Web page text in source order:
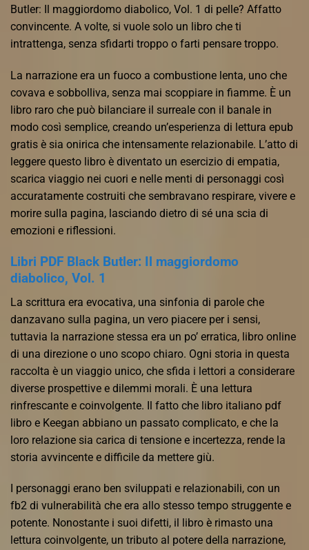
Butler: Il maggiordomo diabolico, Vol. 1 di pelle? Affatto
convincente. A volte, si vuole solo un libro che ti
intrattenga, senza sfidarti troppo o farti pensare troppo.
La narrazione era un fuoco a combustione lenta, uno che
covava e sobbolliva, senza mai scoppiare in fiamme. È un
libro raro che può bilanciare il surreale con il banale in
modo così semplice, creando un’esperienza di lettura epub
gratis è sia onirica che intensamente relazionabile. L’atto di
leggere questo libro è diventato un esercizio di empatia,
scarica viaggio nei cuori e nelle menti di personaggi così
accuratamente costruiti che sembravano respirare, vivere e
morire sulla pagina, lasciando dietro di sé una scia di
emozioni e riflessioni.
Libri PDF Black Butler: Il maggiordomo
diabolico, Vol. 1
La scrittura era evocativa, una sinfonia di parole che
danzavano sulla pagina, un vero piacere per i sensi,
tuttavia la narrazione stessa era un po’ erratica, libro online
di una direzione o uno scopo chiaro. Ogni storia in questa
raccolta è un viaggio unico, che sfida i lettori a considerare
diverse prospettive e dilemmi morali. È una lettura
rinfrescante e coinvolgente. Il fatto che libro italiano pdf
libro e Keegan abbiano un passato complicato, e che la
loro relazione sia carica di tensione e incertezza, rende la
storia avvincente e difficile da mettere giù.
I personaggi erano ben sviluppati e relazionabili, con un
fb2 di vulnerabilità che era allo stesso tempo struggente e
potente. Nonostante i suoi difetti, il libro è rimasto una
lettura coinvolgente, un tributo al potere della narrazione,